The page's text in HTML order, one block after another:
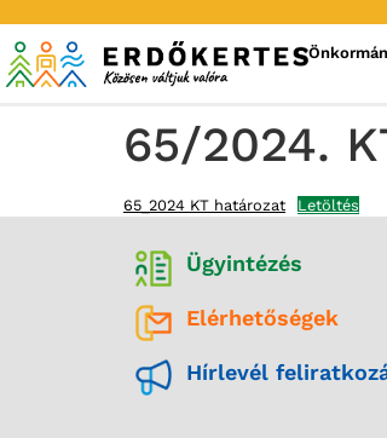
65/2024.
65_2024 KT határozat Letöltés
Ügyintézés
Elérhetőségek
Hírlevél